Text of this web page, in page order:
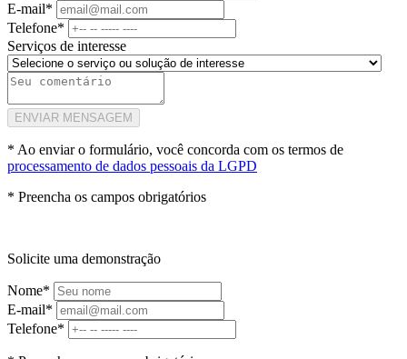
E-mail*
Telefone*
Serviços de interesse
ENVIAR MENSAGEM
* Ao enviar o formulário, você concorda com os termos de
processamento de dados pessoais da LGPD
* Preencha os campos obrigatórios
Solicite uma demonstração
Nome*
E-mail*
Telefone*